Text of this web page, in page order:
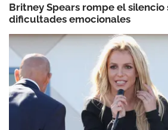
Britney Spears rompe el silencio
dificultades emocionales